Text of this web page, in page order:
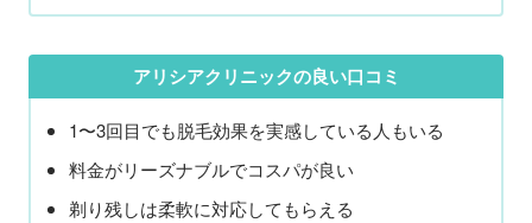
アリシアクリニックの良い口コミ
1〜3回目でも脱毛効果を実感している人もいる
料金がリーズナブルでコスパが良い
剃り残しは柔軟に対応してもらえる